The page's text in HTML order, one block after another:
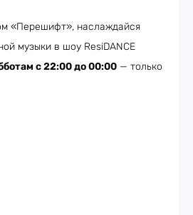
«Перешифт», наслаждайся
музыки в шоу ResiDANCE
с 22:00 до 00:00 — только